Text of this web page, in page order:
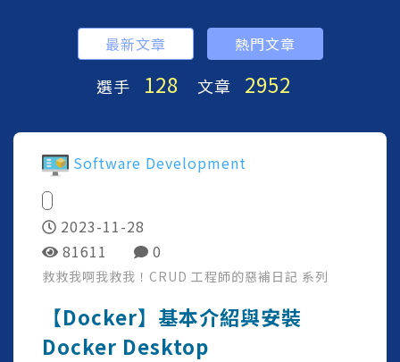
最新文章 熱門文章
選手 128 文章 2952
Software Development
2023-11-28
81611
0
救救我啊我救我！CRUD 工程師的惡補日記 系列
【Docker】基本介紹與安裝
Docker Desktop